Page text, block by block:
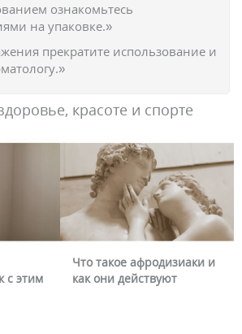
ознакомьтесь
на упаковке.»
прекратите использование и
красоте и спорте
с этим
Что такое афродизиаки и
как они действуют